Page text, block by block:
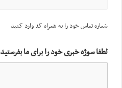
شماره تماس خود را به همراه کد وارد کنید
لطفا سوژه خبری خود را برای ما بفرستید